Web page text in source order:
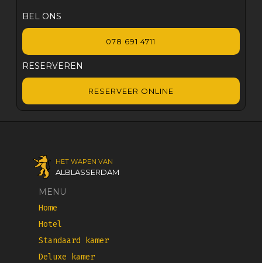
BEL ONS
078 691 4711
RESERVEREN
RESERVEER ONLINE
HET WAPEN VAN
ALBLASSERDAM
MENU
Home
Hotel
Standaard kamer
Deluxe kamer